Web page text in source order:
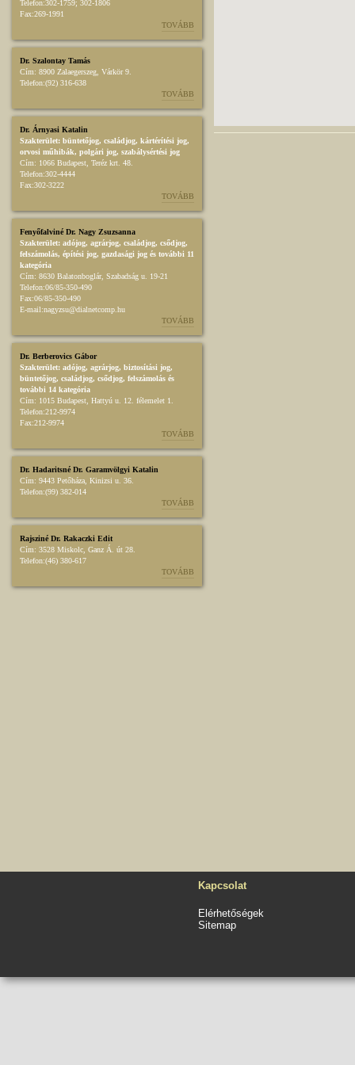
Telefon:302-1759; 302-1806
Fax:269-1991
TOVÁBB
Dr. Szalontay Tamás
Cím: 8900 Zalaegerszeg, Várkör 9.
Telefon:(92) 316-638
TOVÁBB
Dr. Árnyasi Katalin
Szakterület: büntetőjog, családjog, kártérítési jog,
orvosi műhibák, polgári jog, szabálysértési jog
Cím: 1066 Budapest, Teréz krt. 48.
Telefon:302-4444
Fax:302-3222
TOVÁBB
Fenyőfalviné Dr. Nagy Zsuzsanna
Szakterület: adójog, agrárjog, családjog, csődjog,
felszámolás, építési jog, gazdasági jog és további 11
kategória
Cím: 8630 Balatonboglár, Szabadság u. 19-21
Telefon:06/85-350-490
Fax:06/85-350-490
E-mail:nagyzsu@dialnetcomp.hu
TOVÁBB
Dr. Berberovics Gábor
Szakterület: adójog, agrárjog, biztosítási jog,
büntetőjog, családjog, csődjog, felszámolás és
további 14 kategória
Cím: 1015 Budapest, Hattyú u. 12. félemelet 1.
Telefon:212-9974
Fax:212-9974
TOVÁBB
Dr. Hadaritsné Dr. Garamvölgyi Katalin
Cím: 9443 Petőháza, Kinizsi u. 36.
Telefon:(99) 382-014
TOVÁBB
Rajsziné Dr. Rakaczki Edit
Cím: 3528 Miskolc, Ganz Á. út 28.
Telefon:(46) 380-617
TOVÁBB
Kapcsolat
Elérhetőségek
Sitemap